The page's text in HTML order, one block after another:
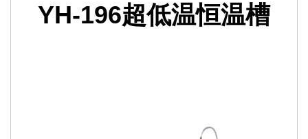
YH-196超低温恒温槽